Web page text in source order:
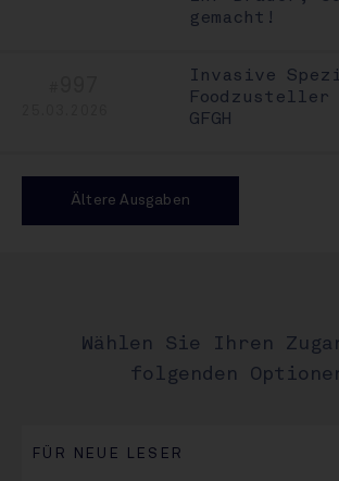
gemacht!
Invasive
Foodzusteller
GFGH
Ältere Ausgaben
Wählen Sie Ihren
folgenden
FÜR NEUE LESER